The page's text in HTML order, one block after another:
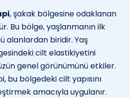
, şakak bölgesine odaklanan
Bu bölge, yaşlanmanın ilk
alanlardan biridir. Yaş
cilt elastikiyetini
genel görünümünü etkiler.
bölgedeki cilt yapısını
amacıyla uygulanır.